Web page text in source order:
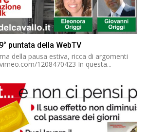
puntata della WebTV
della pausa estiva, ricca di argomenti
interessanti https://vimeo.com/1208470423 In questa...